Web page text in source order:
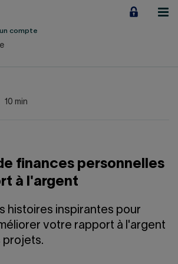
compte
10 min
finances personnelles
à l'argent
histoires inspirantes pour
votre rapport à l'argent
projets.